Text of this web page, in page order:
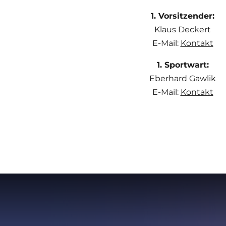
1. Vorsitzender:
Klaus Deckert
E-Mail: Kontakt
1. Sportwart:
Eberhard Gawlik
E-Mail: Kontakt